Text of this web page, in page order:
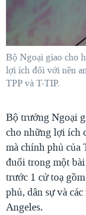
NGƯỜI VIỆT HẢI
KINH TẾ
KHOA HỌC
SỨC KHOẺ
THỂ THAO
GIÁO DỤC
HÀNH TRÌNH BẦU
MỘT NĂM CHIẾN
GIẢI MÃ VÀNH ĐAI
NGÀY TỊ NẠN THẾ
CHI PHÍ CHIẾN
CÁC GIÁ TRỊ
THƯỢNG ĐỈNH
TRỊNH VĨNH BÌNH
NGƯ DÂN VIỆT VÀ
MẠNG XÃ HỘI
Bộ Ngoại giao cho
lợi ích đối với nền
TPP và T-TIP.
Bộ trưởng Ngoại
cho những lợi ích
mà chính phủ của
đuổi trong một
trước 1 cử toạ
phủ, dân sự và
Angeles.